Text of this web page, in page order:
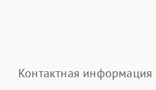
Контактная информация